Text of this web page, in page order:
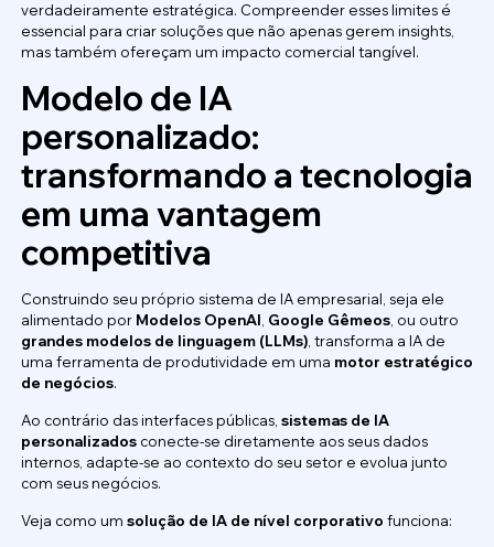
verdadeiramente estratégica. Compreender esses limites é
essencial para criar soluções que não apenas gerem insights,
mas também ofereçam um impacto comercial tangível.
Modelo de IA
personalizado:
transformando a tecnologia
em uma vantagem
competitiva
Construindo seu próprio sistema de IA empresarial, seja ele
alimentado por Modelos OpenAI Google Gêmeos, ou outro
grandes modelos de linguagem (LLMs), transforma a IA de
uma ferramenta de produtividade em uma motor estratégico
de negócios.
Ao contrário das interfaces públicas, sistemas de IA
personalizadosconecte-se diretamente aos seus dados
internos, adapte-se ao contexto do seu setor e evolua junto
com seus negócios.
Veja como um solução de IA de nível corporativo funciona: